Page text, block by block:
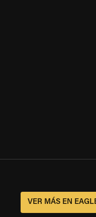
VER MÁS EN